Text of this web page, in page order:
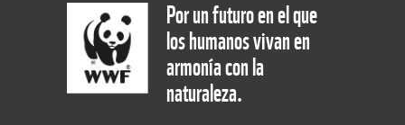
Por un futuro en el que
los humanos vivan en
armonía con la
naturaleza.